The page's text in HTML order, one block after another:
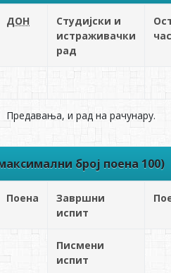
ДОН
Студијски и
истраживачки
рад
Предавања, и рад на рачунару.
број поена 100)
Поена
Завршни
испит
Писмени
испит